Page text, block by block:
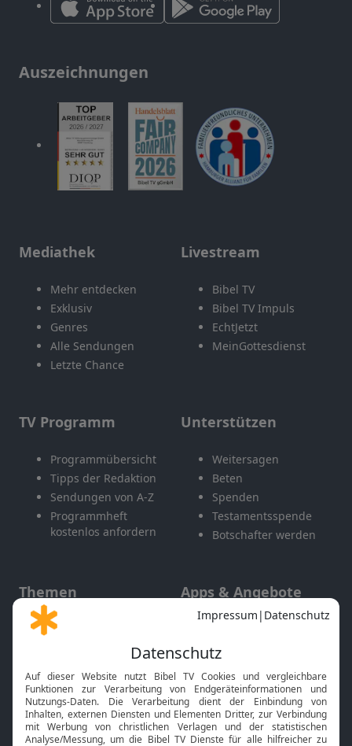
Auszeichnungen
Mediathek
Mehr entdecken
Exklusiv
Genres
Alle Sendungen
Letzte Chance
Livestream
Bibel TV
Bibel TV Impuls
EchtJetzt
MeinGottesdienst
TV Programm
Programmübersicht
Tipps der Redaktion
Sendungen von A-Z
Programmheft
kostenlos anfordern
Unterstützen
Weitersagen
Beten
Spenden
Testamentsspende
Botschafter werden
Themen
Gott und Bibel erklärt
Neuigkeiten
Apps & Angebote
Mobile App
Smart TV
HbbTV
Bibelthek Online-Bibel
Nächster Gottesdienst